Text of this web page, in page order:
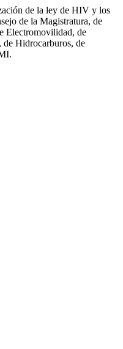
de la ley de HIV y los
de la Magistratura, de
Electromovilidad, de
Hidrocarburos, de